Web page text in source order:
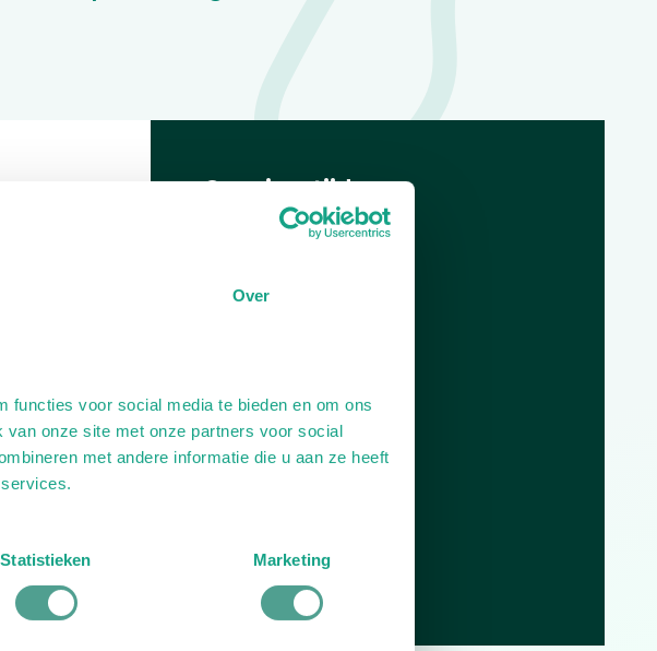
Over
functies voor social media te bieden en om ons
onze site met onze partners voor social
met andere informatie die u aan ze heeft
Statistieken Marketing
Openingstijden
Plan je route